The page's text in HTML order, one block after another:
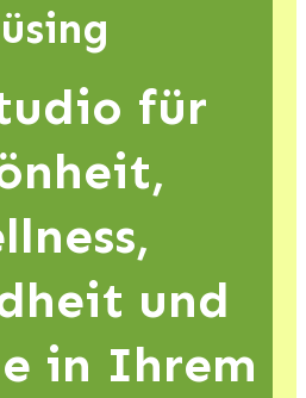
für
und
in Ihrem